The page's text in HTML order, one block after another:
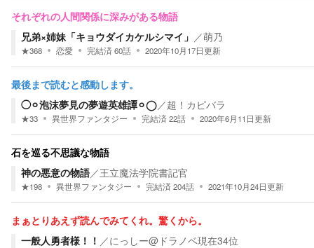
それぞれの人間関係に深みがある物語
兄弟×姉妹「キョウダイカケルシマイ」 ／萌乃
★368 恋愛 完結済60話 2020年10月17日更新
最後まで読むと感動します。
◯⚪︎泡沫夢見の夢遊英雄譚⚪︎◯／超！カピバラ
★33 異世界ファンタジー 完結済22話 2020年6月11日更新
石を巡る不思議な物語
神の悪意の物語／王立魔法学院書記官
★198 異世界ファンタジー 完結済204話 2021年10月24日更新
まぁとりあえず読んでみてくれ。驚くから。
一般人勇者様！！ ／にっしー@ドラノベ現在34位